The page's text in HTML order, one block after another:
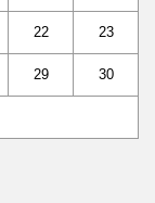
22 23
29 30